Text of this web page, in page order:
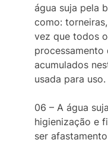
água suja pela
como:
vez que todos
acumulados
usada para uso.
06 – A água
higienização e
ser